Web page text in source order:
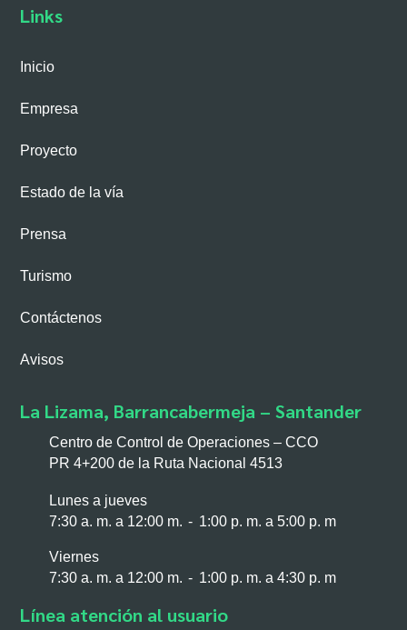
Links
Inicio
Empresa
Proyecto
Estado de la vía
Prensa
Turismo
Contáctenos
Avisos
La Lizama, Barrancabermeja – Santander
Centro de Control de Operaciones – CCO
PR 4+200 de la Ruta Nacional 4513
Lunes a jueves
7:30 a. m. a 12:00 m. - 1:00 p. m. a 5:00 p. m
Viernes
7:30 a. m. a 12:00 m. - 1:00 p. m. a 4:30 p. m
Línea atención al usuario